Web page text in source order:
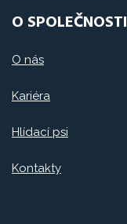
O SPOLEČNOSTI
O nás
Kariéra
Hlídací psi
Kontakty